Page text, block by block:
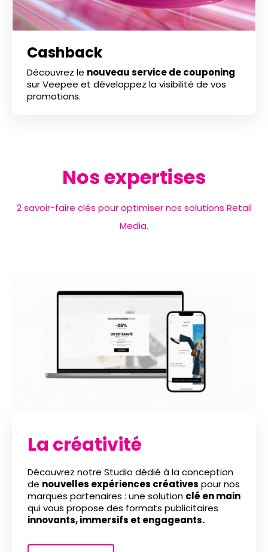
Cashback
Découvrez le nouveau service de couponing
sur Veepee et développez la visibilité de vos
promotions.
Nos expertises
2 savoir-faire clés pour optimiser nos solutions Retail
Media.
La créativité
Découvrez notre Studio dédié à la conception
de nouvelles expériences créatives pour nos
marques partenaires : une solution clé en main
qui vous propose des formats publicitaires
innovants, immersifs et engageants.